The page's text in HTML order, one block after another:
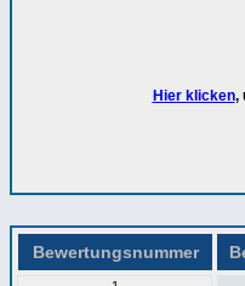
Hier klicken,
Bewertungsnummer